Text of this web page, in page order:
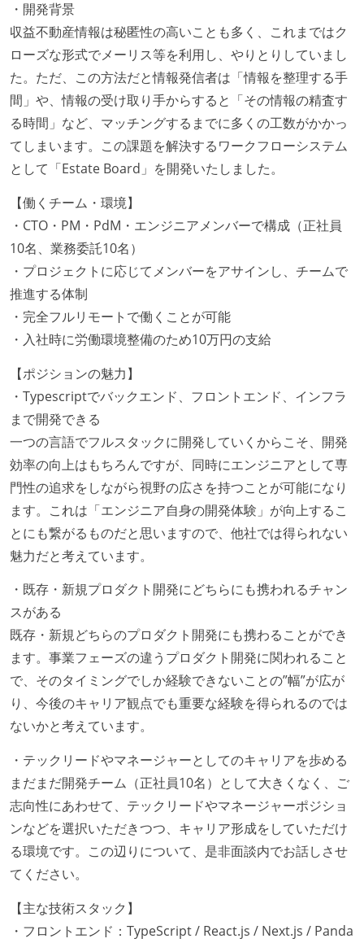
・開発背景
収益不動産情報は秘匿性の高いことも多く、これまではク
ローズな形式でメーリス等を利用し、やりとりしていまし
た。ただ、この方法だと情報発信者は「情報を整理する手
間」や、情報の受け取り手からすると「その情報の精査す
る時間」など、マッチングするまでに多くの工数がかかっ
てしまいます。この課題を解決するワークフローシステム
として「Estate Board」を開発いたしました。
【働くチーム・環境】
・CTO・PM・PdM・エンジニアメンバーで構成（正社員
10名、業務委託10名）
・プロジェクトに応じてメンバーをアサインし、チームで
推進する体制
・完全フルリモートで働くことが可能
・入社時に労働環境整備のため10万円の支給
【ポジションの魅力】
・Typescriptでバックエンド、フロントエンド、インフラ
まで開発できる
一つの言語でフルスタックに開発していくからこそ、開発
効率の向上はもちろんですが、同時にエンジニアとして専
門性の追求をしながら視野の広さを持つことが可能になり
ます。これは「エンジニア自身の開発体験」が向上するこ
とにも繋がるものだと思いますので、他社では得られない
魅力だと考えています。
・既存・新規プロダクト開発にどちらにも携われるチャン
スがある
既存・新規どちらのプロダクト開発にも携わることができ
ます。事業フェーズの違うプロダクト開発に関われること
で、そのタイミングでしか経験できないことの”幅”が広が
り、今後のキャリア観点でも重要な経験を得られるのでは
ないかと考えています。
・テックリードやマネージャーとしてのキャリアを歩める
まだまだ開発チーム（正社員10名）として大きくなく、ご
志向性にあわせて、テックリードやマネージャーポジショ
ンなどを選択いただきつつ、キャリア形成をしていただけ
る環境です。この辺りについて、是非面談内でお話しさせ
てください。
【主な技術スタック】
・フロントエンド：TypeScript / React.js / Next.js / Panda